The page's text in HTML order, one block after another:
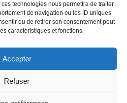
technologies nous permettra de traiter
de navigation ou les ID uniques
ou de retirer son consentement peut
caractéristiques et fonctions.
Accepter
Refuser
Instagram